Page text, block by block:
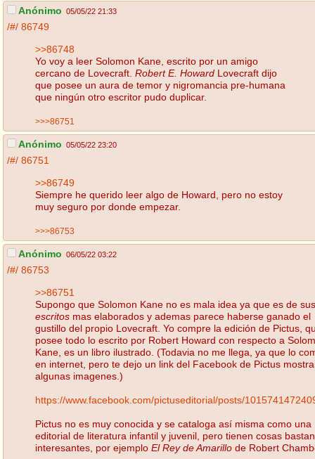
Anónimo 05/05/22 21:33
/#/ 86749
>>86748
Yo voy a leer Solomon Kane, escrito por un amigo
cercano de Lovecraft. Robert E. Howard Lovecraft dijo
que posee un aura de temor y nigromancia pre-humana
que ningún otro escritor pudo duplicar.
>>>86751
Anónimo 05/05/22 23:20
/#/ 86751
>>86749
Siempre he querido leer algo de Howard, pero no estoy
muy seguro por donde empezar.
>>>86753
Anónimo 06/05/22 03:22
/#/ 86753
>>86751
Supongo que Solomon Kane no es mala idea ya que es de sus
escritos mas elaborados y ademas parece haberse ganado el
gustillo del propio Lovecraft. Yo compre la edición de Pictus,
posee todo lo escrito por Robert Howard con respecto a
Kane, es un libro ilustrado. (Todavia no me llega, ya que lo
en internet, pero te dejo un link del Facebook de Pictus
algunas imagenes.)
https://www.facebook.com/pictuseditorial/posts/
Pictus no es muy conocida y se cataloga así misma como una
editorial de literatura infantil y juvenil, pero tienen cosas
interesantes, por ejemplo El Rey de Amarillo de Robert